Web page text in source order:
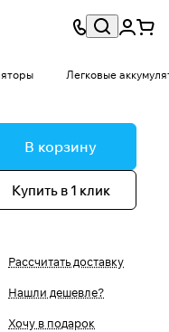
Легковые
В корзину
Купить в 1 клик
Рассчитать доставку
Нашли дешевле?
Хочу в подарок